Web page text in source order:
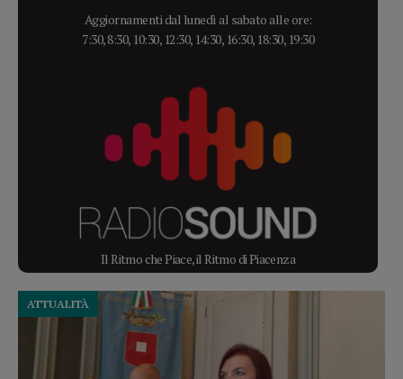
Aggiornamenti dal lunedì al sabato alle ore:
7:30, 8:30, 10:30, 12:30, 14:30, 16:30, 18:30, 19:30
Il Ritmo che Piace, il Ritmo di Piacenza
ATTUALITÀ